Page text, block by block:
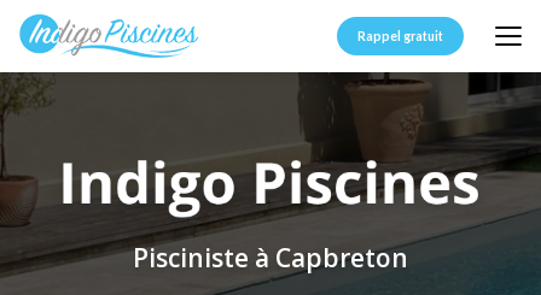
Aller
contenu
principal
Rappel gratuit
Pisciniste à Capbreton